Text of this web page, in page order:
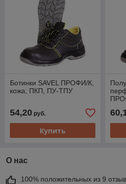
Ботинки SAVEL ПРОФИ/К,
кожа, ПКП, ПУ-ТПУ
54,20 руб.
Купить
О нас
100% положительных из 9